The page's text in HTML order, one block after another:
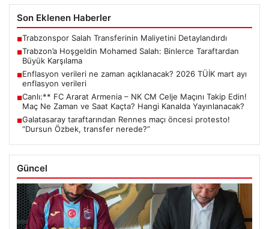
Son Eklenen Haberler
■Trabzonspor Salah Transferinin Maliyetini Detaylandırdı
■Trabzon’a Hoşgeldin Mohamed Salah: Binlerce Taraftardan
Büyük Karşılama
■Enflasyon verileri ne zaman açıklanacak? 2026 TÜİK mart ayı
enflasyon verileri
■Canlı:** FC Ararat Armenia – NK CM Celje Maçını Takip Edin!
Maç Ne Zaman ve Saat Kaçta? Hangi Kanalda Yayınlanacak?
■Galatasaray taraftarından Rennes maçı öncesi protesto!
“Dursun Özbek, transfer nerede?”
Güncel